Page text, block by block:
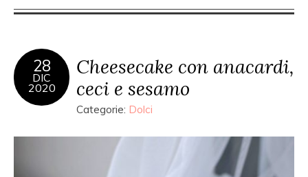
28
DIC
2020
Cheesecake con anacardi,
ceci e sesamo
Categorie: Dolci